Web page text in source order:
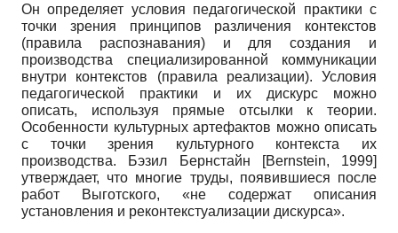
Он определяет условия педагогической практики с
точки зрения принципов различения контекстов
(правила распознавания) и для создания и
производства специализированной коммуникации
внутри контекстов (правила реализации). Условия
педагогической практики и их дискурс можно
описать, используя прямые отсылки к теории.
Особенности культурных артефактов можно описать
с точки зрения культурного контекста их
производства. Бэзил Бернстайн
[Bernstein, 1999]
утверждает, что многие труды, появившиеся после
работ Выготского, «не содержат описания
установления и реконтекстуализации дискурса».